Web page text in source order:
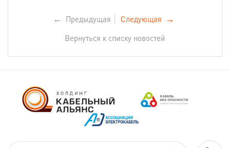
← Предыдущая Следующая →
Вернуться к списку новостей